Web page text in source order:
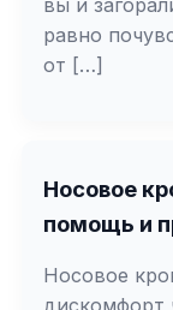
вы и
равно
от […]
Носовое
помощь и
Носовое
дискомфорт